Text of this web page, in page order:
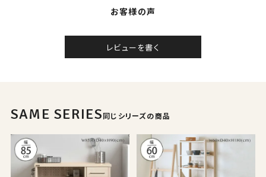
お客様の声
レビューを書く
SAME SERIES同じシリーズの商品